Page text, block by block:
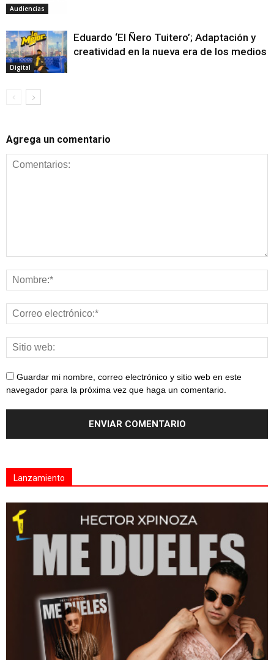
Audiencias
Digital
Eduardo ‘El Ñero Tuitero’; Adaptación y
creatividad en la nueva era de los medios
Agrega un comentario
Guardar mi nombre, correo electrónico y sitio web en este
navegador para la próxima vez que haga un comentario.
Lanzamiento